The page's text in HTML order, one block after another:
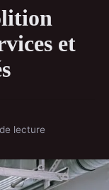
et
lecture